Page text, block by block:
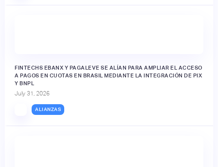
FINTECHS EBANX Y PAGALEVE SE ALÍAN PARA AMPLIAR EL ACCESO
A PAGOS EN CUOTAS EN BRASIL MEDIANTE LA INTEGRACIÓN DE PIX
Y BNPL
July 31, 2026
ALIANZAS